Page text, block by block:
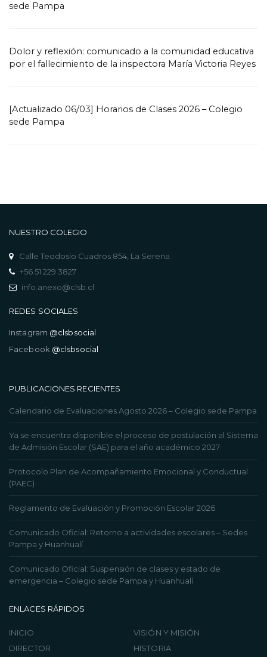
sede Pampa
Dolor y reflexión: comunicado a la comunidad educativa
por el fallecimiento de la inspectora María Victoria Reyes
[Actualizado 06/03] Horarios de Clases 2026 – Colegio
sede Pampa
NUESTRO COLEGIO
Calle Teodosio Cuadros 854, La Serena.
+56 51 229 3827
info.anexo@clsb.cl
REDES SOCIALES
Instagram @clsbsocial
Facebook @clsbsocial
PUBLICACIONES RECIENTES
Calendario de Evaluaciones Agosto 2026 – Colegio sede Pampa
Ya se encuentra disponible el proceso de postulación al Sistema
de Admisión Escolar (SAE) para el año académico 2027
Protocolo Plan de Acompañamiento Emocional y Conductual
(PAEC)
Reglamento de Evaluación y Promoción Escolar 2026
Comunicado Oficial: Retorno a actividades escolares – Sedes
Pampa y Huanhualí
Comunicado Oficial: Suspensión de clases y estado de
emergencia – Colegio sede Pampa y Huanhualí
ENLACES RÁPIDOS
INICIO
VISIÓN Y MISIÓN
DIRECTOR
HISTORIA